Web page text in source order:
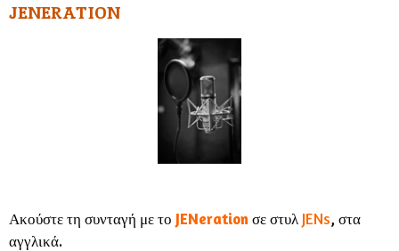
JENERATION
Ακούστε τη συνταγή με το JENeration σε στυλ JENs, στα
αγγλικά.